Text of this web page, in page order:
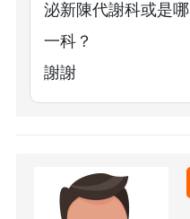
泌新陳代謝科或是哪
一科？
謝謝